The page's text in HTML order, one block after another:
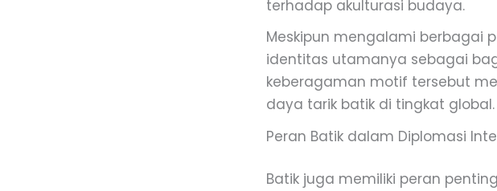
terhadap akulturasi budaya.
Meskipun mengalami berbagai
identitas utamanya sebagai
keberagaman motif tersebut
daya tarik batik di tingkat global.
Peran Batik dalam Diplomasi
Batik juga memiliki peran